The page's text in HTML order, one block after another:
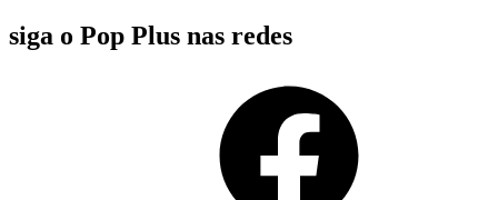
siga o Pop Plus nas redes